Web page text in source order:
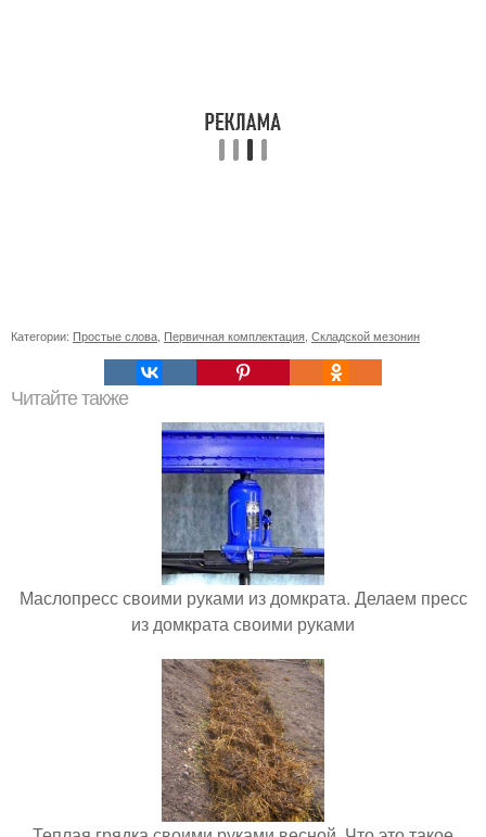
Категории: Простые слова Первичная комплектация Складской мезонин
Читайте также
Маслопресс своими руками из домкрата. Делаем пресс
из домкрата своими руками